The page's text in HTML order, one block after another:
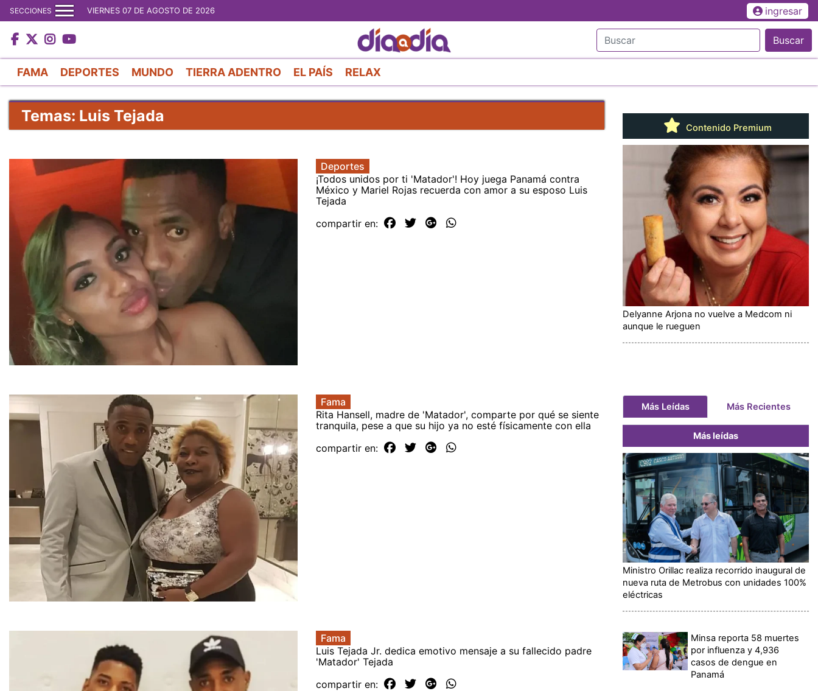
al
contenido
principal
SECCIONES VIERNES 07 DE AGOSTO DE 2026 ingresar
Buscar
FAMA DEPORTES MUNDO TIERRA ADENTRO EL PAÍS RELAX
Temas: Luis Tejada
Deportes
¡Todos unidos por ti 'Matador'! Hoy juega Panamá contra
México y Mariel Rojas recuerda con amor a su esposo Luis
Tejada
compartir en:
Fama
Rita Hansell, madre de 'Matador', comparte por qué se siente
tranquila, pese a que su hijo ya no esté físicamente con ella
compartir en:
Fama
Luis Tejada Jr. dedica emotivo mensaje a su fallecido padre
'Matador' Tejada
compartir en:
Contenido Premium
Delyanne Arjona no vuelve a Medcom ni
aunque le rueguen
Más Leídas Más Recientes
Más leídas
Ministro Orillac realiza recorrido inaugural de
nueva ruta de Metrobus con unidades 100%
eléctricas
Minsa reporta 58 muertes
por influenza y 4,936
casos de dengue en
Panamá